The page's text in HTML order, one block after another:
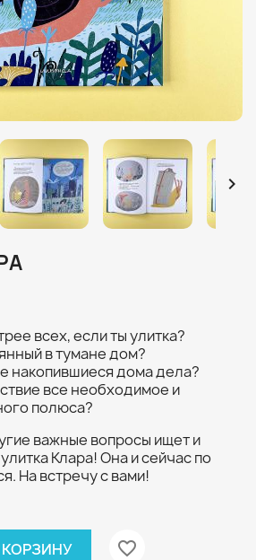

всех, если ты улитка?
в тумане дом?
накопившиеся дома дела?
все необходимое и
полюса?
важные вопросы ищет и
Клара! Она и сейчас по
На встречу с вами!
КОРЗИНУ favorite_border